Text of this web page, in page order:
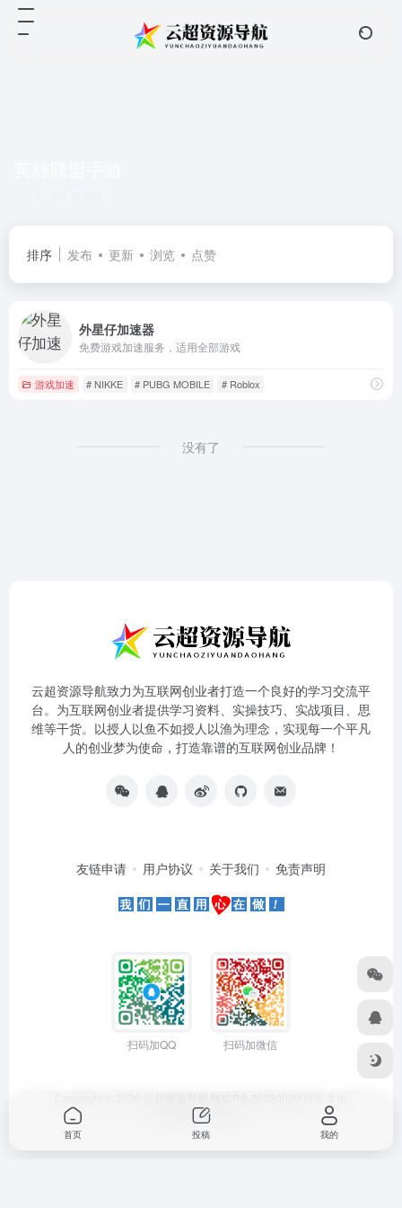
排序 发布 更新 浏览 点赞
外星仔加速器
免费游戏加速服务，适用全部游戏
游戏加速 # NIKKE # PUBG MOBILE # Roblox
没有了
云超资源导航致力为互联网创业者打造一个良好的学习交流平
台。为互联网创业者提供学习资料、实操技巧、实战项目、思
维等干货。以授人以鱼不如授人以渔为理念，实现每一个平凡
人的创业梦为使命，打造靠谱的互联网创业品牌！
友链申请 用户协议 关于我们 免责声明
扫码加QQ 扫码加微信
OneNav强力驱动
首页 投稿 我的